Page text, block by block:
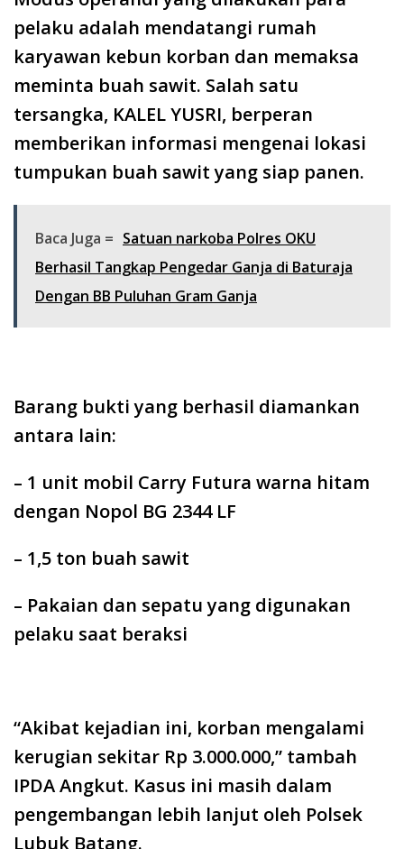
pelaku adalah mendatangi rumah
karyawan kebun korban dan memaksa
meminta buah sawit. Salah satu
tersangka, KALEL YUSRI, berperan
memberikan informasi mengenai lokasi
tumpukan buah sawit yang siap panen.
Baca Juga = Satuan narkoba Polres OKU
Berhasil Tangkap Pengedar Ganja di Baturaja
Dengan BB Puluhan Gram Ganja
Barang bukti yang berhasil diamankan
antara lain:
– 1 unit mobil Carry Futura warna hitam
dengan Nopol BG 2344 LF
– 1,5 ton buah sawit
– Pakaian dan sepatu yang digunakan
pelaku saat beraksi
“Akibat kejadian ini, korban mengalami
kerugian sekitar Rp 3.000.000,” tambah
IPDA Angkut. Kasus ini masih dalam
pengembangan lebih lanjut oleh Polsek
Lubuk Batang.